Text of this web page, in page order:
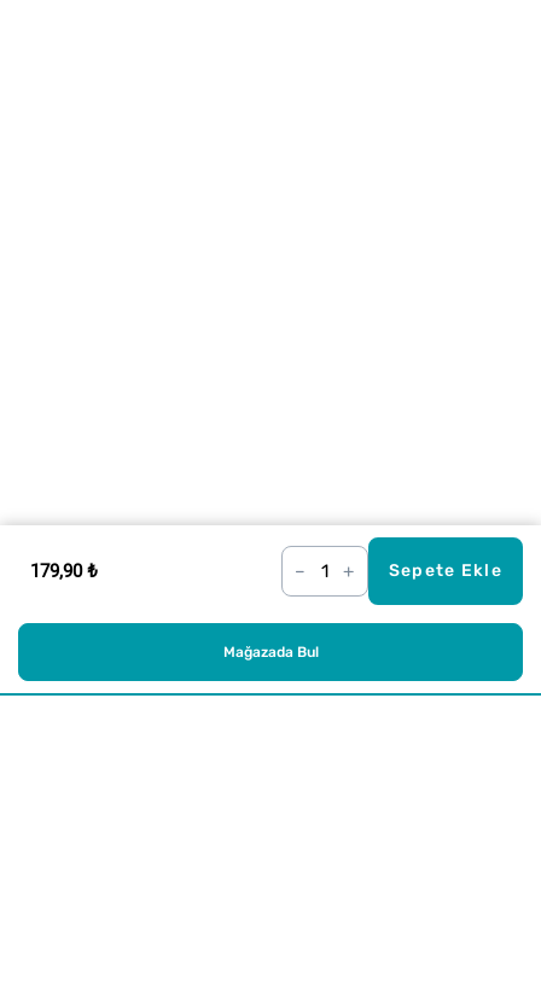
179,90 ₺ – + Sepete Ekle
Mağazada Bul